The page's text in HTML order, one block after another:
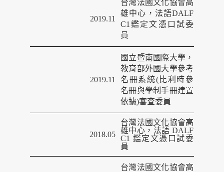
2019.11
台灣法國文化協會高
雄中心，法語DALF
C1鑑定文憑口試委
員
2019.11
國立暨南國際大學，
教育部外國大學參考
名冊系統(比利時參
名冊與學制手冊建置
依據)審查委員
2018.05
台灣法國文化協會高
雄中心，法語 DALF
C1 鑑定文憑口試委
員
台灣法國文化協會高